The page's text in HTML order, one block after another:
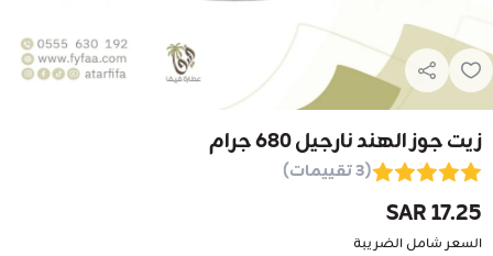
زيت جوز الهند نارجيل 680 جرام
(3 تقييمات)
17.25 SAR
السعر شامل الضريبة